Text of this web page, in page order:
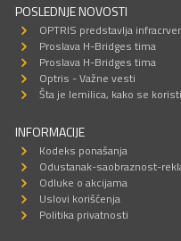
POSLEDNJE NOVOSTI
OPTRIS predstavlja
Proslava H-Bridges tima
Proslava H-Bridges tima
Optris - Važne vesti
Šta je lemilica, kako se
INFORMACIJE
Kodeks ponašanja
Odustanak-saobraznost-
Odluke o akcijama
Uslovi korišćenja
Politika privatnosti